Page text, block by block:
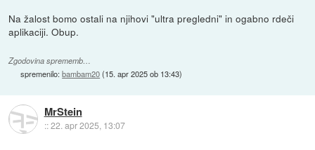
Na žalost bomo ostali na njihovi "ultra pregledni" in ogabno rdeči
aplikaciji. Obup.
Zgodovina sprememb…
spremenilo:bambam20(15. apr 2025 ob 13:43)
MrStein
::22. apr 2025, 13:07